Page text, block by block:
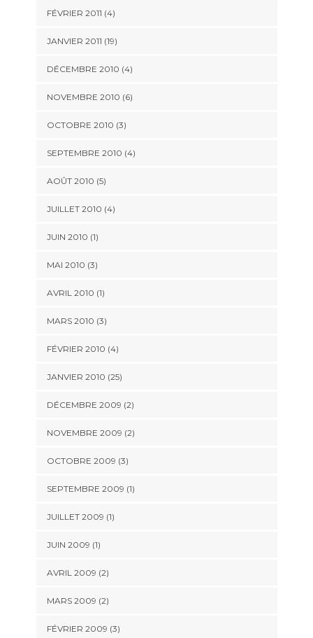
FÉVRIER 2011 (4)
JANVIER 2011 (19)
DÉCEMBRE 2010 (4)
NOVEMBRE 2010 (6)
OCTOBRE 2010 (3)
SEPTEMBRE 2010 (4)
AOÛT 2010 (5)
JUILLET 2010 (4)
JUIN 2010 (1)
MAI 2010 (3)
AVRIL 2010 (1)
MARS 2010 (3)
FÉVRIER 2010 (4)
JANVIER 2010 (25)
DÉCEMBRE 2009 (2)
NOVEMBRE 2009 (2)
OCTOBRE 2009 (3)
SEPTEMBRE 2009 (1)
JUILLET 2009 (1)
JUIN 2009 (1)
AVRIL 2009 (2)
MARS 2009 (2)
FÉVRIER 2009 (3)